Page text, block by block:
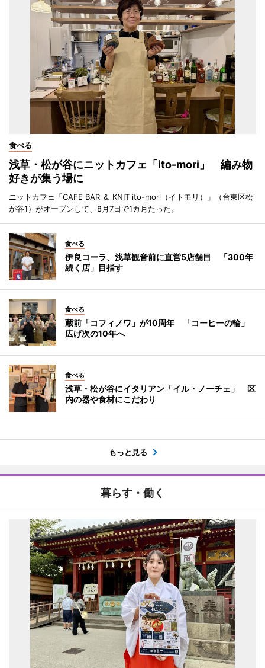
食べる
浅草・松が谷にニットカフェ「ito-mori」 編み物
好きが集う場に
ニットカフェ「CAFE BAR ＆ KNIT ito-mori（イトモリ）」（台東区松
が谷1）がオープンして、8月7日で1カ月たった。
食べる
伊良コーラ、浅草観音前に直営5店舗目 「300年
続く店」目指す
食べる
蔵前「コフィノワ」が10周年 「コーヒーの輪」
広げ次の10年へ
食べる
浅草・松が谷にイタリアン「イル・ノーチェ」 区
内の器や食材にこだわり
もっと見る
暮らす・働く